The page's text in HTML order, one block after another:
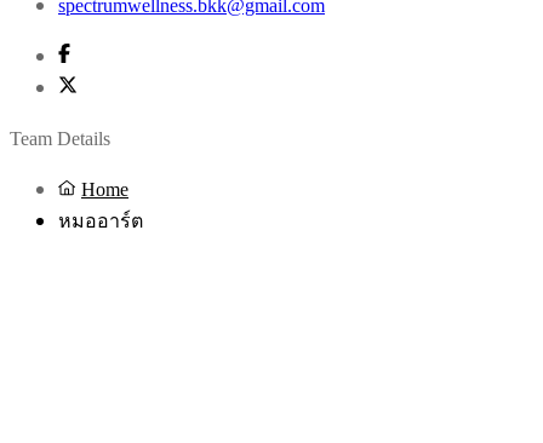
spectrumwellness.bkk@gmail.com
Team Details
Home
หมออาร์ต